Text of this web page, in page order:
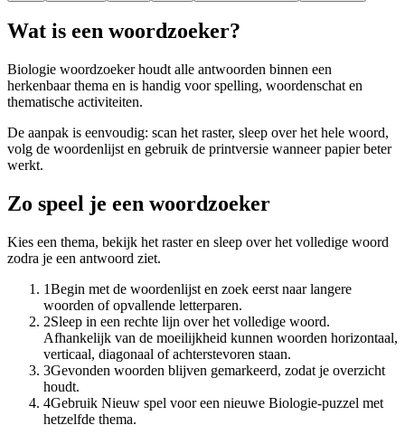
Wat is een woordzoeker?
Biologie woordzoeker houdt alle antwoorden binnen een
herkenbaar thema en is handig voor spelling, woordenschat en
thematische activiteiten.
De aanpak is eenvoudig: scan het raster, sleep over het hele woord,
volg de woordenlijst en gebruik de printversie wanneer papier beter
werkt.
Zo speel je een woordzoeker
Kies een thema, bekijk het raster en sleep over het volledige woord
zodra je een antwoord ziet.
1Begin met de woordenlijst en zoek eerst naar langere
woorden of opvallende letterparen.
2Sleep in een rechte lijn over het volledige woord.
Afhankelijk van de moeilijkheid kunnen woorden horizontaal,
verticaal, diagonaal of achterstevoren staan.
3Gevonden woorden blijven gemarkeerd, zodat je overzicht
houdt.
4Gebruik Nieuw spel voor een nieuwe Biologie-puzzel met
hetzelfde thema.